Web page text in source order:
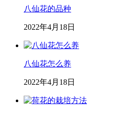
八仙花的品种
2022年4月18日
八仙花怎么养
2022年4月18日